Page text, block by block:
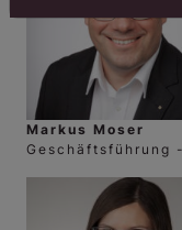
Markus Moser
Geschäftsführung
Souveränität
Ferne: Ob auf
erkundend oder
Auch
Verantwortung
Anliegen der
vielseitigen
Perspektiven